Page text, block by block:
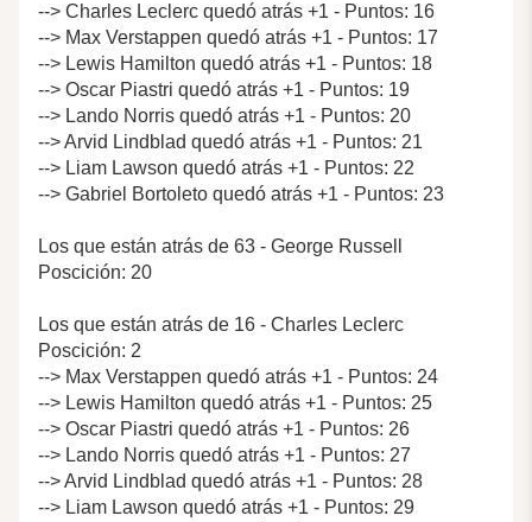
--> Charles Leclerc quedó atrás +1 - Puntos: 16
--> Max Verstappen quedó atrás +1 - Puntos: 17
--> Lewis Hamilton quedó atrás +1 - Puntos: 18
--> Oscar Piastri quedó atrás +1 - Puntos: 19
--> Lando Norris quedó atrás +1 - Puntos: 20
--> Arvid Lindblad quedó atrás +1 - Puntos: 21
--> Liam Lawson quedó atrás +1 - Puntos: 22
--> Gabriel Bortoleto quedó atrás +1 - Puntos: 23
Los que están atrás de 63 - George Russell
Poscición: 20
Los que están atrás de 16 - Charles Leclerc
Poscición: 2
--> Max Verstappen quedó atrás +1 - Puntos: 24
--> Lewis Hamilton quedó atrás +1 - Puntos: 25
--> Oscar Piastri quedó atrás +1 - Puntos: 26
--> Lando Norris quedó atrás +1 - Puntos: 27
--> Arvid Lindblad quedó atrás +1 - Puntos: 28
--> Liam Lawson quedó atrás +1 - Puntos: 29